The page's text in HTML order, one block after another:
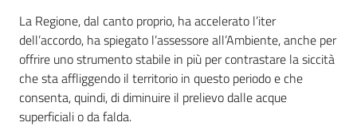
La Regione, dal canto proprio, ha accelerato l’iter
dell’accordo, ha spiegato l’assessore all’Ambiente, anche per
offrire uno strumento stabile in più per contrastare la siccità
che sta affliggendo il territorio in questo periodo e che
consenta, quindi, di diminuire il prelievo dalle acque
superficiali o da falda.